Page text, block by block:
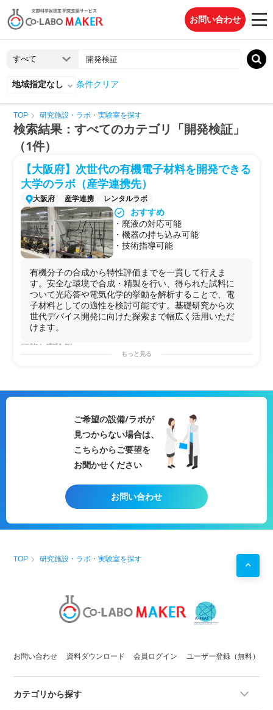
お問い合わせ
地域指定なし 条件クリア
TOP 研究施設・ラボ・実験室を探す
検索結果：すべてのカテゴリ「開発検証」
（1件）
【大阪府】次世代の有機電子材料を開発できる
大学のラボ（産学連携先）
大阪府 産学連携 レンタルラボ
おすすめ
・廃液の対応可能
・機器の持ち込み可能
・技術指導可能
有機分子の合成から特性評価までを一貫して行えま
す。安全な環境で合成・精製を行い、得られた試料に
ついて光応答や電気化学的挙動を解析することで、電
子材料としての適性を検討可能です。基礎研究から次
世代デバイス開発に向けた探索まで幅広く活用いただ
けます。
可能な実験例
精製
・分子の光応答・電気応答挙動のその場観察
の実験
・開発フェーズの検証
・技術検討
もっと見る
ご希望の設備/ラボが
見つからない場合は、
こちらからご要望を
お聞かせください
お問い合わせ
TOP 研究施設・ラボ・実験室を探す
お問い合わせ 資料ダウンロード 会員ログイン ユーザー登録（無料）
カテゴリから探す